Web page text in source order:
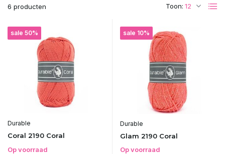
6 producten Toon:
sale 50%
Durable
Coral 2190 Coral
Op voorraad
sale 10%
Durable
Glam 2190 Coral
Op voorraad